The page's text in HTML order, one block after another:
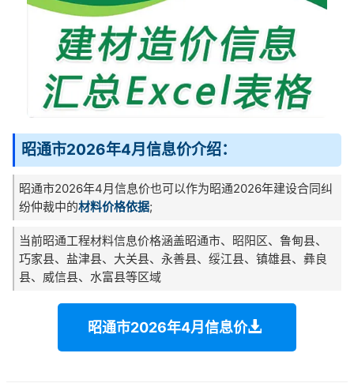
昭通市2026年4月信息价介绍：
昭通市2026年4月信息价也可以作为昭通2026年建设合同纠
纷仲裁中的材料价格依据;
当前昭通工程材料信息价格涵盖昭通市、昭阳区、鲁甸县、
巧家县、盐津县、大关县、永善县、绥江县、镇雄县、彝良
县、威信县、水富县等区域
昭通市2026年4月信息价